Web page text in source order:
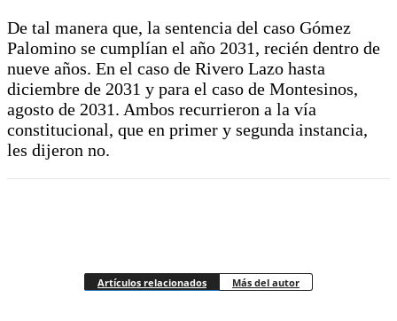
De tal manera que, la sentencia del caso Gómez
Palomino se cumplían el año 2031, recién dentro de
nueve años. En el caso de Rivero Lazo hasta
diciembre de 2031 y para el caso de Montesinos,
agosto de 2031. Ambos recurrieron a la vía
constitucional, que en primer y segunda instancia,
les dijeron no.
Artículos relacionados Más del autor